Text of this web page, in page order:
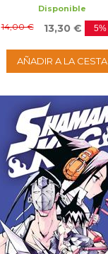
Disponible
14,00 € 13,30 € 5%
AÑADIR A LA CESTA